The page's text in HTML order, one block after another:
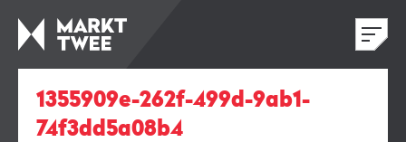
1355909e-262f-499d-9ab1-
74f3dd5a08b4